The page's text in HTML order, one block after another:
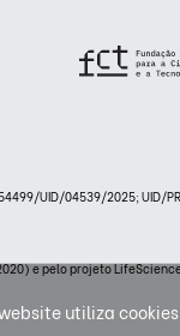
UID/04539/2025;
e pelo projeto
utiliza